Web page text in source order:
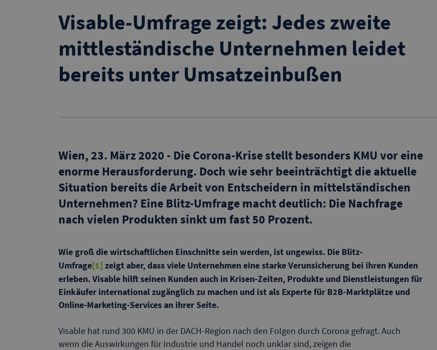
Visable-Umfrage zeigt: Jedes zweite
mittleständische Unternehmen leidet
bereits unter Umsatzeinbußen
Wien, 23. März 2020 - Die Corona-Krise stellt besonders KMU vor eine
enorme Herausforderung. Doch wie sehr beeinträchtigt die aktuelle
Situation bereits die Arbeit von Entscheidern in mittelständischen
Unternehmen? Eine Blitz-Umfragemacht deutlich: Die Nachfrage
nach vielen Produkten sinkt um fast 50 Prozent.
Wie groß die wirtschaftlichen Einschnitte sein werden, ist ungewiss. Die Blitz-
Umfrage[1] zeigt aber, dass viele Unternehmen eine starke Verunsicherung bei ihren Kunden
erleben. Visable hilft seinen Kunden auch in Krisen-Zeiten, Produkte und Dienstleistungen für
Einkäufer international zugänglich zu machen und ist als Experte für B2B-Marktplätze und
Online-Marketing-Services an ihrer Seite.
Visable hat rund 300 KMU in der DACH-Region nach den Folgen durch Corona gefragt. Auch
wenn die Auswirkungen für Industrie und Handel noch unklar sind, zeigen die